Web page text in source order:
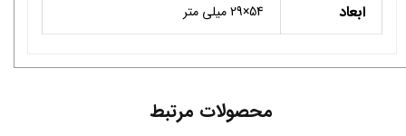
ابعاد 54×29 میلی متر
محصولات مرتبط